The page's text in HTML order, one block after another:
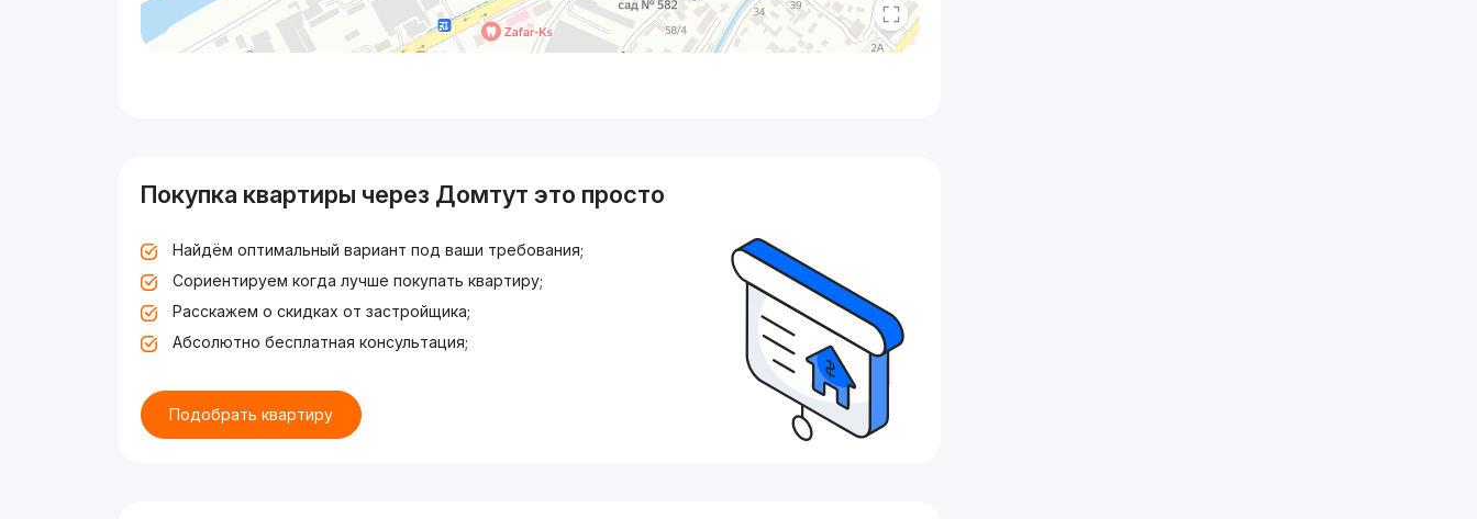
Покупка квартиры через Домтут это просто
Найдём оптимальный вариант под ваши требования;
Сориентируем когда лучше покупать квартиру;
Расскажем о скидках от застройщика;
Абсолютно бесплатная консультация;
Подобрать квартиру